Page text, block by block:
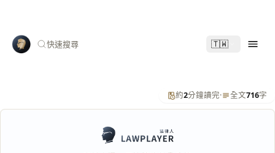
快速搜尋 🇹🇼
約2分鐘讀完· 全文716字